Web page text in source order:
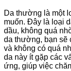
Da thường là một
muốn. Đây là loại
dầu, không quá
da thường, bạn sẽ
và không có quá
da này ít gặp các
ứng, giúp việc